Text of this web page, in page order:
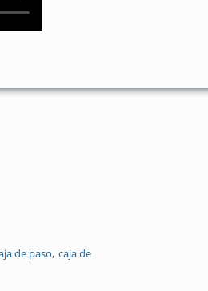
de paso caja de